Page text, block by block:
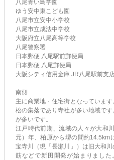
八尾青い鳥学園
ゆう安中東こども園
八尾市立安中小学校
八尾市立成法中学校
大阪府立八尾高等学校
八尾警察署
日本郵便 八尾駅前郵便局
日本郵便 八尾郵便局
大阪シティ信用金庫 JR八尾駅前支
南側
主に商業地・住宅街となっていま
松の集落であり寺社が多い地域で
が多いです。
江戸時代前期、流域の人々が大和
元）年、柏原から堺の間約14.5km
宝寺川（現「長瀬川」）は旧大和
筋などで新田開発が始まりまし